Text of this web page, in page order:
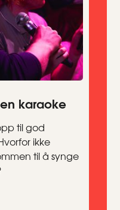
karaoke
til god
ikke
til å synge